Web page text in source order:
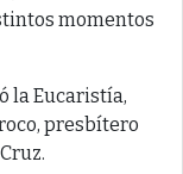
momentos
la Eucaristía,
presbítero